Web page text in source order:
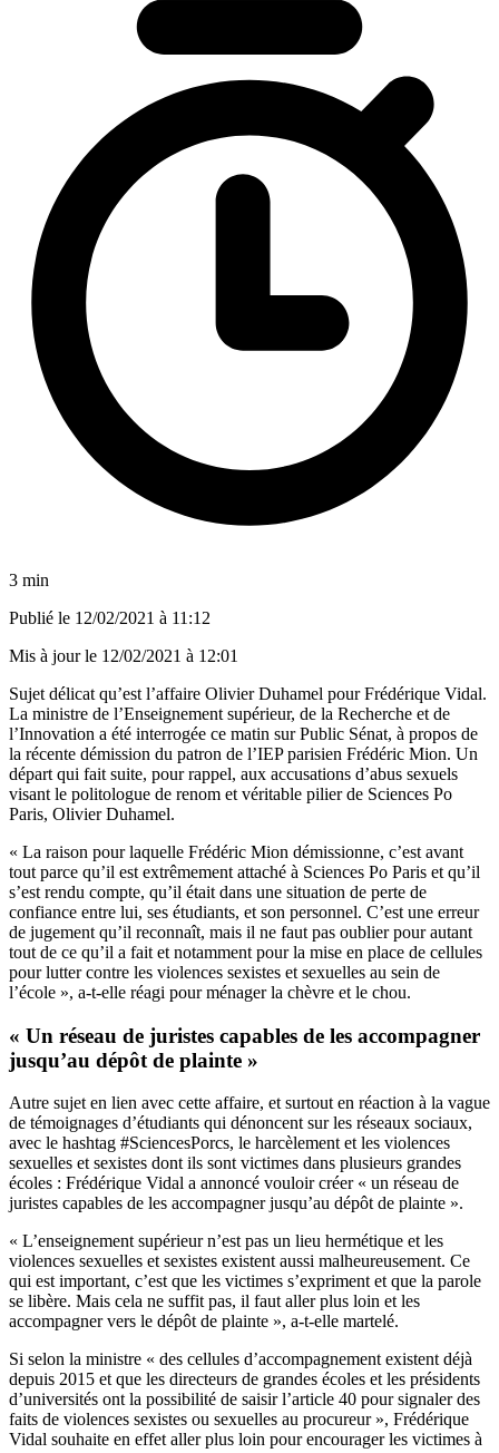
3 min
Publié le 12/02/2021 à 11:12
Mis à jour le 12/02/2021 à 12:01
Sujet délicat qu’est l’affaire Olivier Duhamel pour Frédérique Vidal.
La ministre de l’Enseignement supérieur, de la Recherche et de
l’Innovation a été interrogée ce matin sur Public Sénat, à propos de
la récente démission du patron de l’IEP parisien Frédéric Mion. Un
départ qui fait suite, pour rappel, aux accusations d’abus sexuels
visant le politologue de renom et véritable pilier de Sciences Po
Paris, Olivier Duhamel.
« La raison pour laquelle Frédéric Mion démissionne, c’est avant
tout parce qu’il est extrêmement attaché à Sciences Po Paris et qu’il
s’est rendu compte, qu’il était dans une situation de perte de
confiance entre lui, ses étudiants, et son personnel. C’est une erreur
de jugement qu’il reconnaît, mais il ne faut pas oublier pour autant
tout de ce qu’il a fait et notamment pour la mise en place de cellules
pour lutter contre les violences sexistes et sexuelles au sein de
l’école », a-t-elle réagi pour ménager la chèvre et le chou.
« Un réseau de juristes capables de les accompagner
jusqu’au dépôt de plainte »
Autre sujet en lien avec cette affaire, et surtout en réaction à la vague
de témoignages d’étudiants qui dénoncent sur les réseaux sociaux,
avec le hashtag #SciencesPorcs, le harcèlement et les violences
sexuelles et sexistes dont ils sont victimes dans plusieurs grandes
écoles : Frédérique Vidal a annoncé vouloir créer « un réseau de
juristes capables de les accompagner jusqu’au dépôt de plainte ».
« L’enseignement supérieur n’est pas un lieu hermétique et les
violences sexuelles et sexistes existent aussi malheureusement. Ce
qui est important, c’est que les victimes s’expriment et que la parole
se libère. Mais cela ne suffit pas, il faut aller plus loin et les
accompagner vers le dépôt de plainte », a-t-elle martelé.
Si selon la ministre « des cellules d’accompagnement existent déjà
depuis 2015 et que les directeurs de grandes écoles et les présidents
d’universités ont la possibilité de saisir l’article 40 pour signaler des
faits de violences sexistes ou sexuelles au procureur », Frédérique
Vidal souhaite en effet aller plus loin pour encourager les victimes à